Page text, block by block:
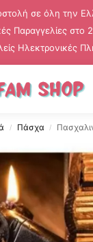
σε όλη την
Παραγγελίες στο
Ηλεκτρονικές
/ Πάσχα / Πασχαλινή